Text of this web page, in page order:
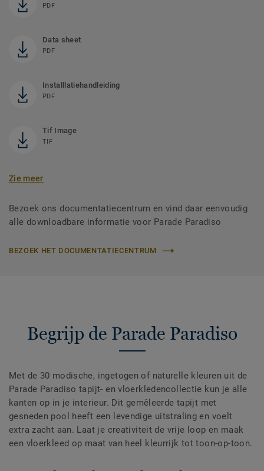
PDF
Data sheet
PDF
Installlatiehandleiding
PDF
Tif Image
TIF
Zie meer
Bezoek ons documentatiecentrum en vind daar eenvoudig
alle downloadbare informatie voor Parade Paradiso
BEZOEK HET DOCUMENTATIECENTRUM
Begrijp de Parade Paradiso
Met de 30 modische, ingetogen of naturelle kleuren uit de
Parade Paradiso tapijt- en vloerkledencollectie kun je alle
kanten op in je interieur. Dit gemêleerde tapijt met
gesneden pool heeft een levendige uitstraling en voelt
extra zacht aan. Laat je creativiteit de vrije loop en maak
een vloerkleed op maat van heel kleurrijk tot toon-op-toon.